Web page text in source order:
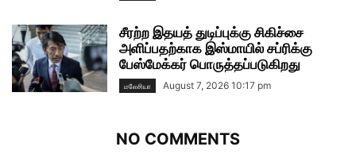
சீரற்ற இதயத் துடிப்புக்கு சிகிச்சை
அளிப்பதற்காக இஸ்மாயில் சப்ரிக்கு
பேஸ்மேக்கர் பொருத்தப்படுகிறது
மலேசியா August 7, 2026 10:17 pm
NO COMMENTS